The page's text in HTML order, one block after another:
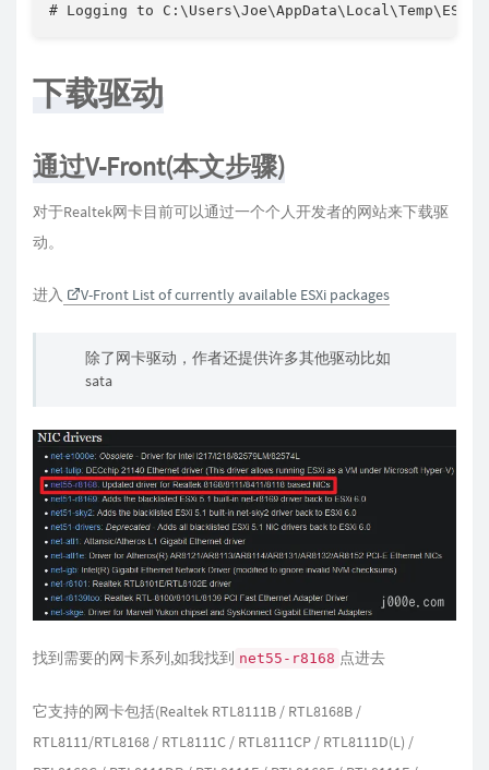
# Logging to
下载驱动
通过V-Front(本文步骤)
对于Realtek网卡目前可以通过一个个人开发者的网站来下载驱
动。
进入 V-Front List of currently available ESXi packages
除了网卡驱动，作者还提供许多其他驱动比如
sata
找到需要的网卡系列,如我找到 net55-r8168 点进去
它支持的网卡包括(Realtek RTL8111B / RTL8168B /
RTL8111/RTL8168 / RTL8111C / RTL8111CP / RTL8111D(L) /